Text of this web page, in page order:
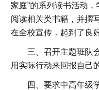
家庭”的系列读书活动
阅读相关类书籍，并撰
在全校宣传，起到了良
三、召开主题班队会
用实际行动来回报自己
四、要求中高年级学